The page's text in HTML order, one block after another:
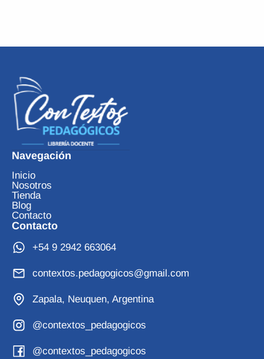
Navegación
Inicio
Nosotros
Tienda
Blog
Contacto
Contacto
+54 9 2942 663064
contextos.pedagogicos@gmail.com
Zapala, Neuquen, Argentina
@contextos_pedagogicos
@contextos_pedagogicos